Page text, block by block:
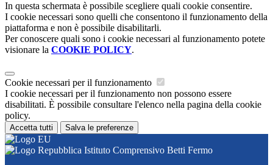
In questa schermata è possibile scegliere quali cookie consentire.
I cookie necessari sono quelli che consentono il funzionamento della
piattaforma e non è possibile disabilitarli.
Per conoscere quali sono i cookie necessari al funzionamento potete
visionare la COOKIE POLICY.
Cookie necessari per il funzionamento
I cookie necessari per il funzionamento non possono essere
disabilitati. È possibile consultare l'elenco nella pagina della cookie
policy.
Accetta tutti Salva le preferenze
Istituto Comprensivo Betti Fermo